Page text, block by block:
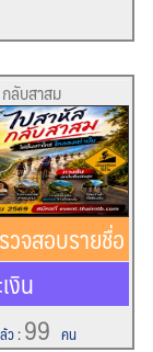
ลับสาสม
วจสอบรายชื่อ
งิน
ว:99 คน